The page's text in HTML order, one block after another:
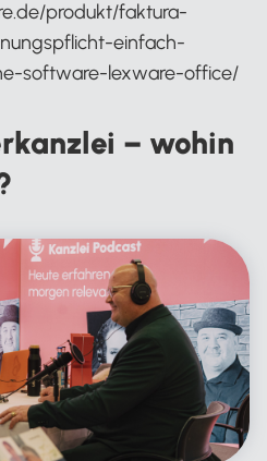
produkt/faktura-
einfach-
software-lexware-office/
– wohin